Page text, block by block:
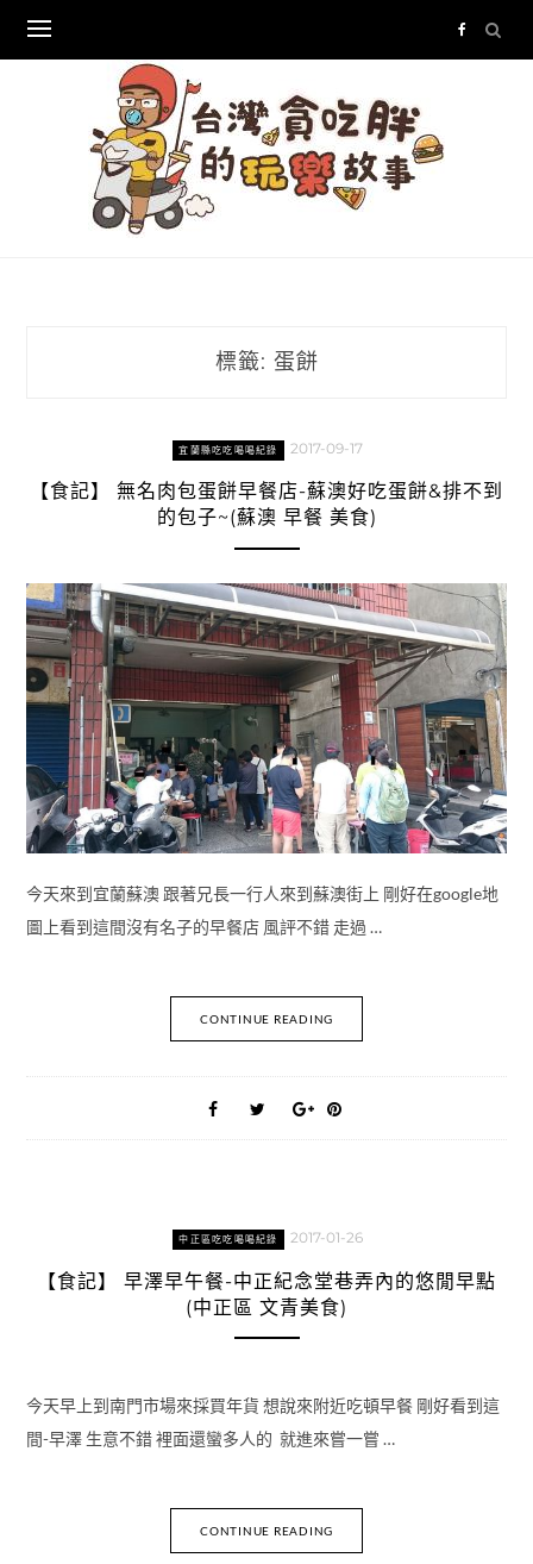
content
標籤: 蛋餅
宜蘭縣吃吃喝喝紀錄 2017-09-17
【食記】 無名肉包蛋餅早餐店-蘇澳好吃蛋餅&排不到
的包子~(蘇澳 早餐 美食)
今天來到宜蘭蘇澳 跟著兄長一行人來到蘇澳街上 剛好在google地
圖上看到這間沒有名子的早餐店 風評不錯 走過 …
CONTINUE READING
中正區吃吃喝喝紀錄 2017-01-26
【食記】 早澤早午餐-中正紀念堂巷弄內的悠閒早點
(中正區 文青美食)
今天早上到南門市場來採買年貨 想說來附近吃頓早餐 剛好看到這
間-早澤 生意不錯 裡面還蠻多人的 就進來嘗一嘗 …
CONTINUE READING